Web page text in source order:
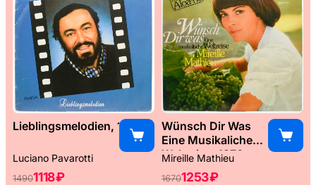
Lieblingsmelodien, 1989
Luciano Pavarotti
14901118 ₽
Wünsch Dir Was
Eine Musikaliche
Weltreise, 1976
Mireille Mathieu
16701253 ₽